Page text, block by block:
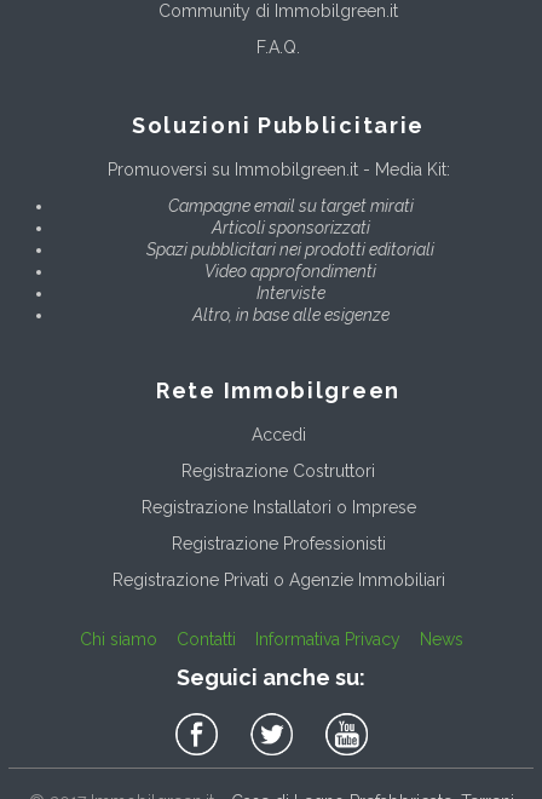
Community di Immobilgreen.it
F.A.Q.
Soluzioni Pubblicitarie
Promuoversi su Immobilgreen.it - Media Kit:
Campagne email su target mirati
Articoli sponsorizzati
Spazi pubblicitari nei prodotti editoriali
Video approfondimenti
Interviste
Altro, in base alle esigenze
Rete Immobilgreen
Accedi
Registrazione Costruttori
Registrazione Installatori o Imprese
Registrazione Professionisti
Registrazione Privati o Agenzie Immobiliari
Chi siamo Contatti Informativa Privacy News
Seguici anche su: